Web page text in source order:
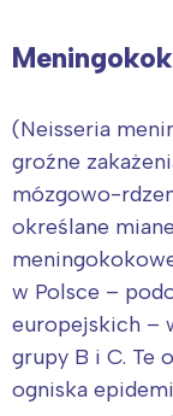
(Neisseria
groźne
mózgowo-
określane
w Polsce –
europejskich –
grupy B i C. Te
ogniska